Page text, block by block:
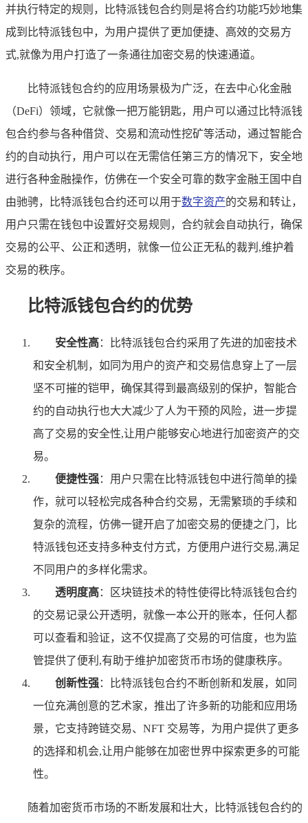
并执行特定的规则，比特派钱包合约则是将合约功能巧妙地集
成到比特派钱包中，为用户提供了更加便捷、高效的交易方
式,就像为用户打造了一条通往加密交易的快速通道。
比特派钱包合约的应用场景极为广泛，在去中心化金融
（DeFi）领域，它就像一把万能钥匙，用户可以通过比特派钱
包合约参与各种借贷、交易和流动性挖矿等活动，通过智能合
约的自动执行，用户可以在无需信任第三方的情况下，安全地
进行各种金融操作，仿佛在一个安全可靠的数字金融王国中自
由驰骋，比特派钱包合约还可以用于数字资产的交易和转让，
用户只需在钱包中设置好交易规则，合约就会自动执行，确保
交易的公平、公正和透明，就像一位公正无私的裁判,维护着
交易的秩序。
比特派钱包合约的优势
安全性高：比特派钱包合约采用了先进的加密技术
和安全机制，如同为用户的资产和交易信息穿上了一层
坚不可摧的铠甲，确保其得到最高级别的保护，智能合
约的自动执行也大大减少了人为干预的风险，进一步提
高了交易的安全性,让用户能够安心地进行加密资产的交
易。
便捷性强：用户只需在比特派钱包中进行简单的操
作，就可以轻松完成各种合约交易，无需繁琐的手续和
复杂的流程，仿佛一键开启了加密交易的便捷之门，比
特派钱包还支持多种支付方式，方便用户进行交易,满足
不同用户的多样化需求。
透明度高：区块链技术的特性使得比特派钱包合约
的交易记录公开透明，就像一本公开的账本，任何人都
可以查看和验证，这不仅提高了交易的可信度，也为监
管提供了便利,有助于维护加密货币市场的健康秩序。
创新性强：比特派钱包合约不断创新和发展，如同
一位充满创意的艺术家，推出了许多新的功能和应用场
景，它支持跨链交易、NFT 交易等，为用户提供了更多
的选择和机会,让用户能够在加密世界中探索更多的可能
性。
随着加密货币市场的不断发展和壮大，比特派钱包合约的